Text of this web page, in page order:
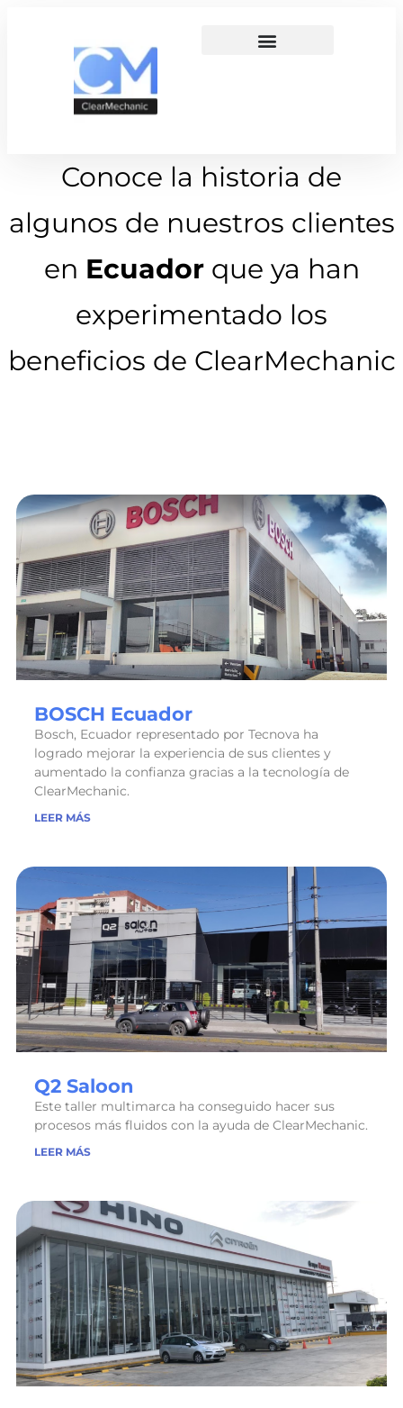
Conoce la historia de
algunos de nuestros clientes
en Ecuador que ya han
experimentado los
beneficios de ClearMechanic
BOSCH Ecuador
Bosch, Ecuador representado por Tecnova ha
logrado mejorar la experiencia de sus clientes y
aumentado la confianza gracias a la tecnología de
ClearMechanic.
LEER MÁS
Q2 Saloon
Este taller multimarca ha conseguido hacer sus
procesos más fluidos con la ayuda de ClearMechanic.
LEER MÁS